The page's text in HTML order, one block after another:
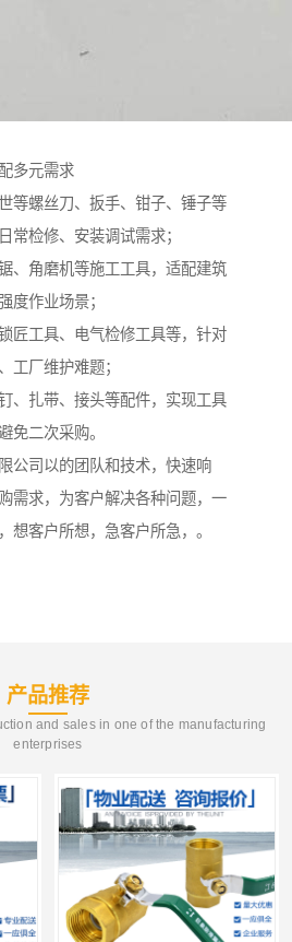
多元需求​
等螺丝刀、扳手、钳子、锤子等
常检修、安装调试需求；​
、角磨机等施工工具，适配建筑
度作业场景；​
匠工具、电气检修工具等，针对
工厂维护难题；​
、扎带、接头等配件，实现工具
免二次采购。
公司以的团队和技术，快速响
需求，为客户解决各种问题，一
想客户所想，急客户所急，。
产品推荐
and sales in one of the manufacturing
enterprises